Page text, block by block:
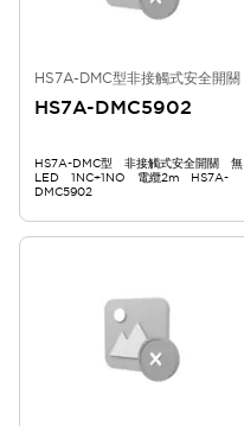
HS7A-DMC型非接觸式安全開關
HS7A-DMC5902
HS7A-DMC型 非接觸式安全開關 無
LED 1NC+1NO 電纜2m HS7A-
DMC5902